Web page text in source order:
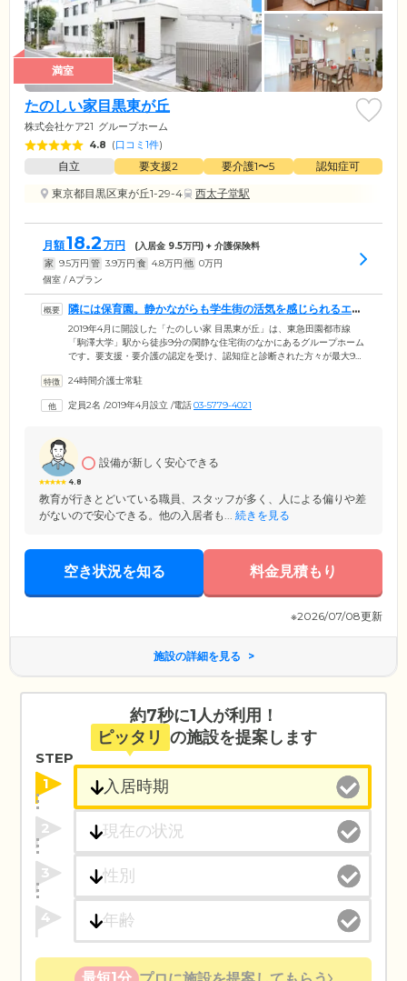
満室
たのしい家目黒東が丘
株式会社ケア21 グループホーム
4.8 (口コミ1件)
自立 要支援2 要介護1〜5
認知症可
東京都目黒区東が丘1-29-4
西太子堂駅
月額18.2 万円 (入居金 9.5万円) + 介護保険料
家 9.5万円 管 3.9万円 食 4.8万円 他 0万円
個室 / Aプラン
隣には保育園。静かながらも学生街の活気を感じられるエリ
アです
2019年4月に開設した「たのしい家 目黒東が丘」は、東急田園都市線
「駒澤大学」駅から徒歩9分の閑静な住宅街のなかにあるグループホーム
です。要支援・要介護の認定を受け、認知症と診断された方々が最大9名
プホームの目的のひとつは、住み慣れた地域での暮らしを継続していた
かのような空間作りに努めています。学生街ということもあり駅周辺は
24時間介護士常駐
定員2名 /2019年4月設立 /電話03-5779-4021
4.8
設備が新しく安心できる
教育が行きとどいている職員、スタッフが多く、人による偏りや差
がないので安心できる。他の入居者も... 続きを見る
空き状況を知る 料金見積もり
※2026/07/08更新
施設の詳細を見る
約7秒に1人が利用！
ピッタリ の施設を提案します
STEP
1
2
3
4